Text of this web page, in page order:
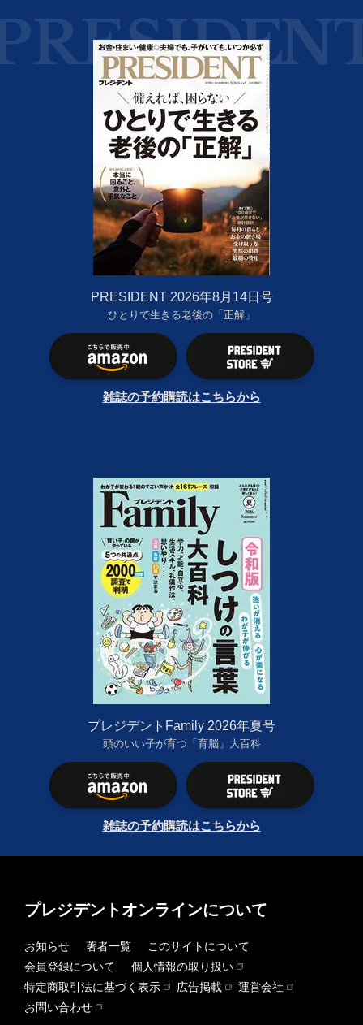
PRESIDENT 2026年8月14日号
ひとりで生きる老後の「正解」
雑誌の予約購読はこちらから
プレジデントFamily 2026年夏号
頭のいい子が育つ「育脳」大百科
雑誌の予約購読はこちらから
プレジデントオンラインについて
お知らせ 著者一覧
このサイトについて
会員登録について
個人情報の取り扱い
特定商取引法に基づく表示
広告掲載
運営会社
お問い合わせ